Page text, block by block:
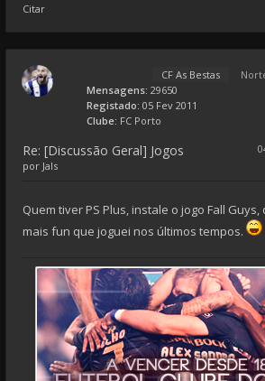
Citar
CF As Bestas
Mensagens: 29650
Registado: 05 Fev 2011
Clube: FC Porto
Re: [Discussão Geral] Jogos
por Jals
Quem tiver PS Plus, instale o jogo Fall
mais fun que joguei nos últimos tempos.